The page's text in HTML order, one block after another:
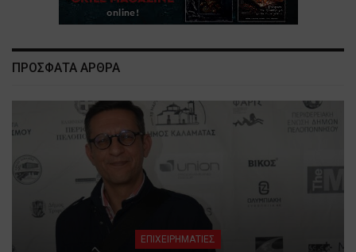
ΠΡΟΣΦΑΤΑ ΑΡΘΡΑ
ΕΠΙΧΕΙΡΗΜΑΤΙΕΣ